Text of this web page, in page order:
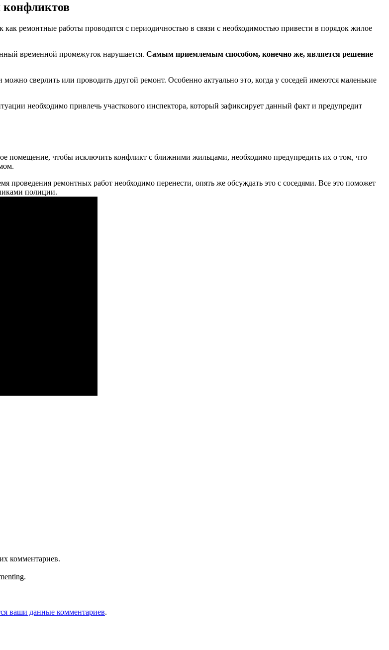
ремонтные работы проводятся с периодичностью в связи с необходимостью привести в порядок жилое
временной промежуток нарушается. Самым приемлемым способом, конечно же, является решение
сверлить или проводить другой ремонт. Особенно актуально это, когда у соседей имеются маленькие
необходимо привлечь участкового инспектора, который зафиксирует данный факт и предупредит
помещение, чтобы исключить конфликт с ближними жильцами, необходимо предупредить их о том, что
проведения ремонтных работ необходимо перенести, опять же обсуждать это с соседями. Все это поможет
полиции.
комментариев.
ваши данные комментариев.